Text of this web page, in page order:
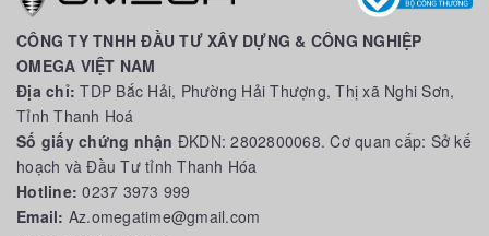
CÔNG TY TNHH ĐẦU TƯ XÂY DỰNG & CÔNG NGHIỆP
OMEGA VIỆT NAM
Địa chỉ:TDP Bắc Hải, Phường Hải Thượng, Thị xã Nghi Sơn,
Tỉnh Thanh Hoá
Số giấy chứng nhận ĐKDN: 2802800068. Cơ quan cấp: Sở kế
hoạch và Đầu Tư tỉnh Thanh Hóa
Hotline:0237 3973 999
Email: Az.omegatime@gmail.com